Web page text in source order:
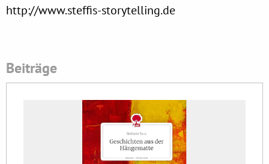
http://www.steffis-storytelling.de
Beiträge